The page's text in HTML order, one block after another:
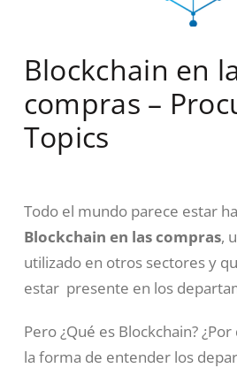
Blockchain en
compras –
Topics
Todo el mundo parece estar
Blockchain en las compras,
utilizado en otros sectores y
estar presente en los
Pero ¿Qué es Blockchain?
la forma de entender los